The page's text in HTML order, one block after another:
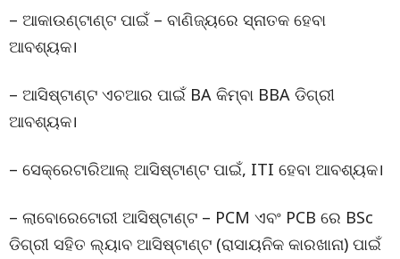
– ଆକାଉଣ୍ଟାଣ୍ଟ ପାଇଁ – ବାଣିଜ୍ୟରେ ସ୍ନାତକ ହେବା
ଆବଶ୍ୟକ।
– ଆସିଷ୍ଟାଣ୍ଟ ଏଚଆର ପାଇଁ BA କିମ୍ବା BBA ଡିଗ୍ରୀ
ଆବଶ୍ୟକ।
– ସେକ୍ରେଟାରିଆଲ୍ ଆସିଷ୍ଟାଣ୍ଟ ପାଇଁ, ITI ହେବା ଆବଶ୍ୟକ।
– ଲାବୋରେଟୋରୀ ଆସିଷ୍ଟାଣ୍ଟ – PCM ଏବଂ PCB ରେ BSc
ଡିଗ୍ରୀ ସହିତ ଲ୍ୟାବ ଆସିଷ୍ଟାଣ୍ଟ (ରାସାୟନିକ କାରଖାନା) ପାଇଁ